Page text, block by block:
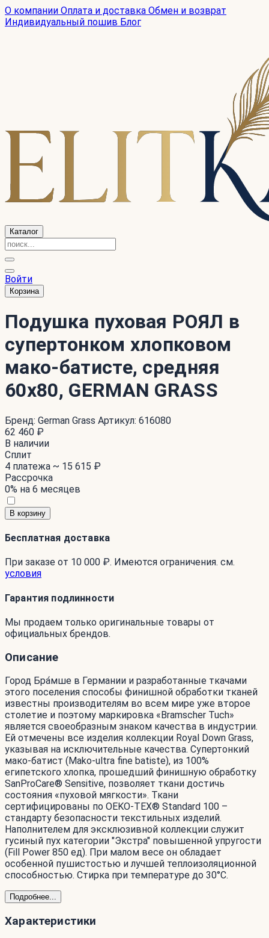
О компании Оплата и доставка Обмен и возврат
Индивидуальный пошив Блог
Каталог
Войти
Корзина
Подушка пуховая РОЯЛ в
супертонком хлопковом
мако-батисте, средняя
60x80, GERMAN GRASS
Бренд: German Grass Артикул: 616080
62 460 ₽
В наличии
Сплит
4 платежа ~ 15 615 ₽
Рассрочка
0% на 6 месяцев
В корзину
Бесплатная доставка
При заказе от 10 000 ₽. Имеются ограничения. см.
условия
Гарантия подлинности
Мы продаем только оригинальные товары от
официальных брендов.
Описание
Город Бра́мше в Германии и разработанные ткачами
этого поселения способы финишной обработки тканей
известны производителям во всем мире уже второе
столетие и поэтому маркировка «Bramscher Tuch»
является своеобразным знаком качества в индустрии.
Ей отмечены все изделия коллекции Royal Down Grass,
указывая на исключительные качества. Супертонкий
мако-батист (Mako-ultra fine batiste), из 100%
египетского хлопка, прошедший финишную обработку
SanProCare® Sensitive, позволяет ткани достичь
состояния «пуховой мягкости». Ткани
сертифицированы по OEKO-TEX® Standard 100 –
стандарту безопасности текстильных изделий.
Наполнителем для эксклюзивной коллекции служит
гусиный пух категории "Экстра" повышенной упругости
(Fill Power 850 ед). При малом весе он обладает
особенной пушистостью и лучшей теплоизоляционной
способностью. Стирка при температуре до 30°С.
Подробнее...
Характеристики